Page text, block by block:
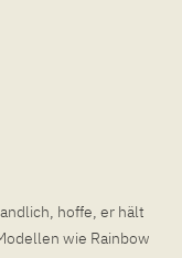
hoffe, er hält
wie Rainbow